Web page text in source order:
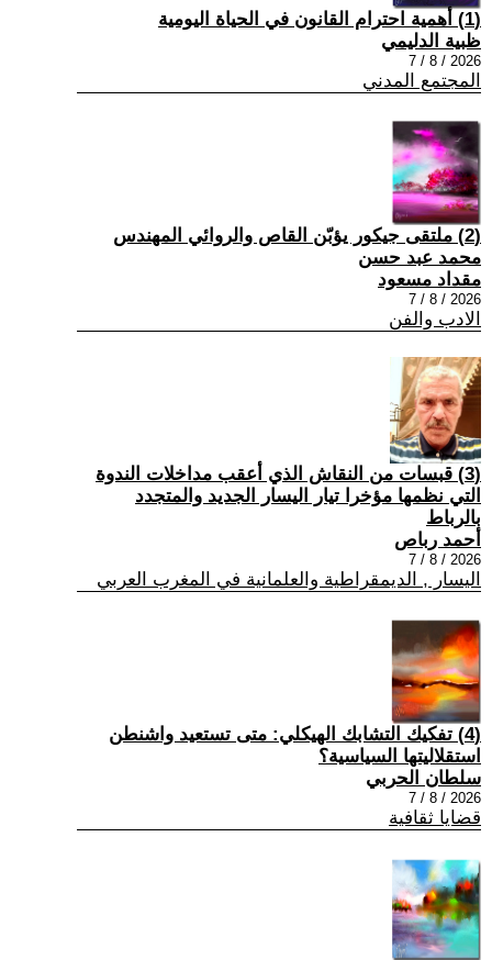
(1) أهمية احترام القانون في الحياة اليومية
ظبية الدليمي
2026 / 8 / 7
المجتمع المدني
(2) ملتقى جيكور يؤبّن القاص والروائي المهندس
محمد عبد حسن
مقداد مسعود
2026 / 8 / 7
الادب والفن
(3) قبسات من النقاش الذي أعقب مداخلات الندوة
التي نظمها مؤخرا تيار اليسار الجديد والمتجدد
بالرباط
أحمد رباص
2026 / 8 / 7
اليسار , الديمقراطية والعلمانية في المغرب العربي
(4) تفكيك التشابك الهيكلي: متى تستعيد واشنطن
استقلاليتها السياسية؟
سلطان الحربي
2026 / 8 / 7
قضايا ثقافية